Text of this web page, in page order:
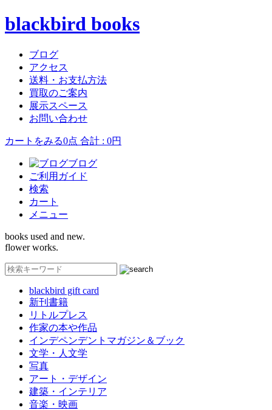
blackbird books
ブログ
アクセス
送料・お支払方法
買取のご案内
展示スペース
お問い合わせ
カートをみる0点 合計 : 0円
ブログ
ご利用ガイド
検索
カート
メニュー
books used and new.
flower works.
blackbird gift card
新刊書籍
リトルプレス
作家の本や作品
インデペンデントマガジン＆ブック
文学・人文学
写真
アート・デザイン
建築・インテリア
音楽・映画